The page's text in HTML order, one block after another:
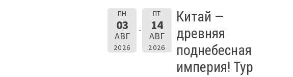
ПН
03
АВГ
2026
ПТ
14
АВГ
2026
Китай —
древняя
поднебесная
империя! Тур